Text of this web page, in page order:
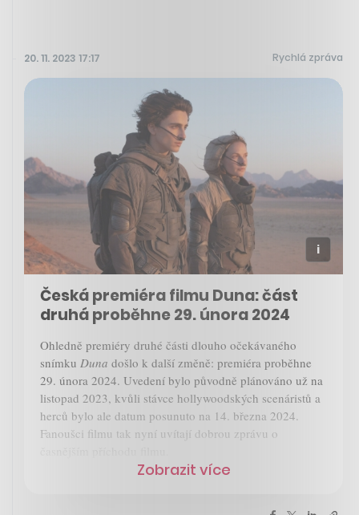
20. 11. 2023 17:17 Rychlá zpráva
Česká premiéra filmu Duna: část
druhá proběhne 29. února 2024
Ohledně premiéry druhé části dlouho očekávaného
snímku Duna došlo k další změně: premiéra proběhne
29. února 2024. Uvedení bylo původně plánováno už na
listopad 2023, kvůli stávce hollywoodských scenáristů a
herců bylo ale datum posunuto na 14. března 2024.
Fanoušci filmu tak nyní uvítají dobrou zprávu o
Zobrazit více